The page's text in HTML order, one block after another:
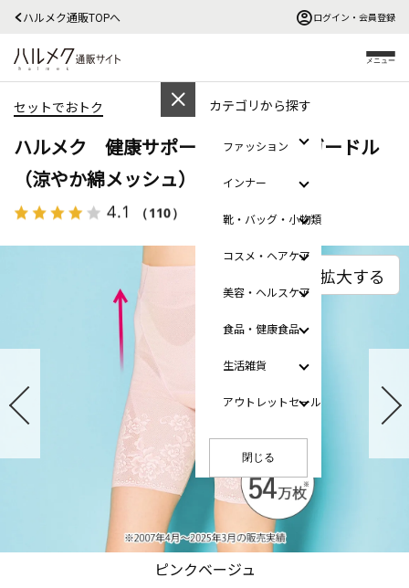
ハルメク通販TOPへ ログイン・会員登録
メニュー
カテゴリから探す
ファッション
インナー
靴・バッグ・小物類
コスメ・ヘアケア
美容・ヘルスケア
食品・健康食品
生活雑貨
アウトレットセール
閉じる
セットでおトク
ハルメク 健康サポート・ヘルシーガードル
（涼やか綿メッシュ）【広告商品】
4.1 （110） レビューを見る
ピンクベージュ
拡大する